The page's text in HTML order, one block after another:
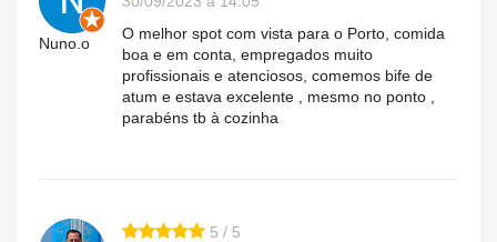
Nuno.o
O melhor spot com vista para o Porto, comida
boa e em conta, empregados muito
profissionais e atenciosos, comemos bife de
atum e estava excelente , mesmo no ponto ,
parabéns tb à cozinha
5 / 5